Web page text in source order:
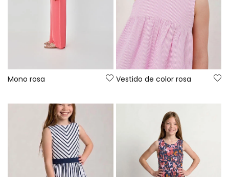
Mono rosa Vestido de color rosa